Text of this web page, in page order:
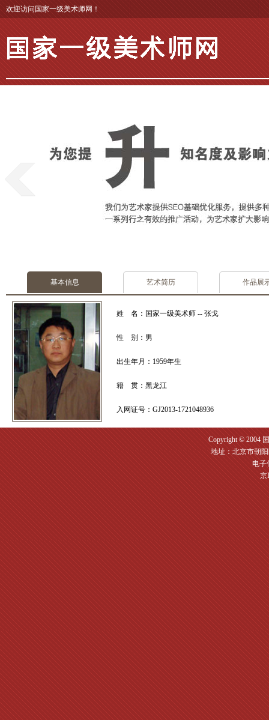
欢迎访问国家一级美术师网！
基本信息 艺术简历 作品展
姓 名：国家一级美术师 -- 张戈
性 别：男
出生年月：1959年生
籍 贯：黑龙江
入网证号：GJ2013-1721048936
Copyright © 2004
地址：北京市朝
电子
京